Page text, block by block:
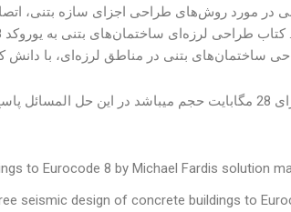
مورد روش‌های طراحی اجزای سازه بتنی،
ساختمان‌های بتنی در مناطق لرزه‌ای، با
این حل المسائل ویرایش اول میباشد 177 صفحه دارد و دارای 28 مگابایت حجم
to Eurocode 8 by Michael Fardis solution
seismic design of concrete buildings to